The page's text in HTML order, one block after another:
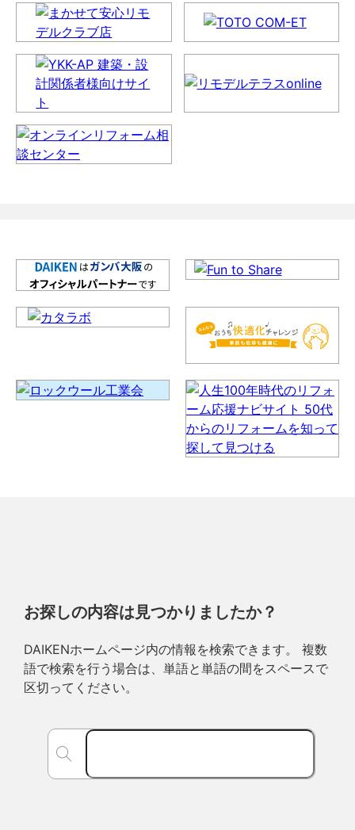
お探しの内容は見つかりましたか？
DAIKENホームページ内の情報を検索できます。 複数
語で検索を行う場合は、単語と単語の間をスペースで
区切ってください。